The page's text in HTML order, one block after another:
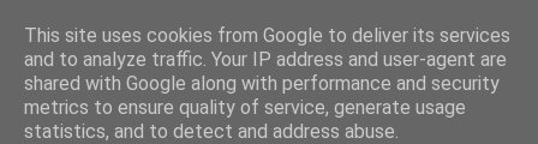
This site uses cookies from Google to deliver its services
and to analyze traffic. Your IP address and user-agent are
shared with Google along with performance and security
metrics to ensure quality of service, generate usage
statistics, and to detect and address abuse.